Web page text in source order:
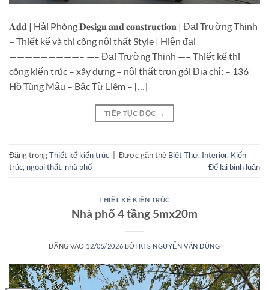
𝐀𝐝𝐝 | Hải Phòng 𝐃𝐞𝐬𝐢𝐠𝐧 𝐚𝐧𝐝 𝐜𝐨𝐧𝐬𝐭𝐫𝐮𝐜𝐭𝐢𝐨𝐧 | Đại Trường Thịnh
– Thiết kế và thi công nội thất Style | Hiện đại
—————————– —– Đại Trường Thịnh —– Thiết kế thi
công kiến trúc – xây dựng – nội thất trọn gói Địa chỉ: – 136
Hồ Tùng Mậu – Bắc Từ Liêm – […]
TIẾP TỤC ĐỌC →
Đăng trongThiết kế kiến trúc | Được gắn thẻ Biệt Thự, Interior, Kiến
trúc, ngoại thất, nhà phố Để lại bình luận
THIẾT KẾ KIẾN TRÚC
Nhà phố 4 tầng 5mx20m
ĐĂNG VÀO 12/05/2026 BỞI KTS NGUYỄN VĂN DŨNG